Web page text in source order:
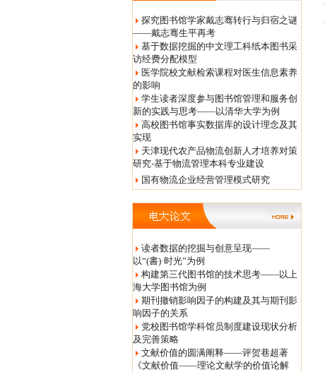
探究图书馆学家戴志骞转行与归宿之谜
——戴志骞生平再考
基于数据挖掘的中文理工科纸本图书采
访经费分配模型
医学院校文献检索课程对医生信息素养
的影响
学生读者深度参与图书馆管理和服务创
新的实践与思考——以清华大学为例
高校图书馆事实数据库的设计理念及其
实现
天津现代农产品物流创新人才培养对策
研究-基于物流管理本科专业建设
国有物流企业经营管理模式研究
读者数据的挖掘与创意呈现——
以“(書)·时光”为例
构建第三代图书馆的技术思考——以上
海大学图书馆为例
期刊撤销影响因子的构建及其与期刊影
响因子的关系
党校图书馆学科馆员制度建设现状分析
及完善策略
文献价值的圆满阐释——评贺巷超著
《文献价值——理论文献学的价值论解